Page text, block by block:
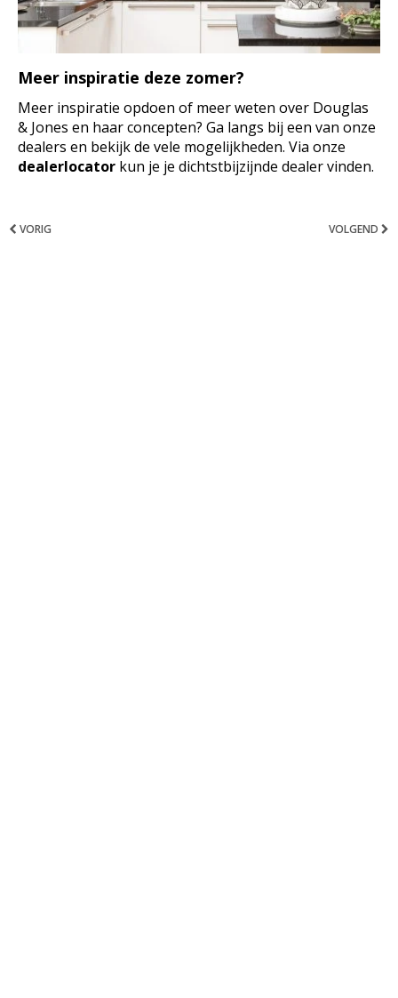
Meer inspiratie deze zomer?
Meer inspiratie opdoen of meer weten over Douglas
& Jones en haar concepten? Ga langs bij een van onze
dealers en bekijk de vele mogelijkheden. Via onze
dealerlocator kun je je dichtstbijzijnde dealer vinden.
VORIG VOLGEND